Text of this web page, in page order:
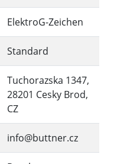
ElektroG-Zeichen
Standard
Tuchorazska 1347,
28201 Cesky Brod,
CZ
info@buttner.cz